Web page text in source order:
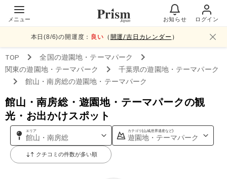
メニュー お知らせ ログイン
本日(8/6)の開運度： 良い （ 開運/吉日カレンダー ）
TOP 全国の遊園地・テーマパーク
関東の遊園地・テーマパーク 千葉県の遊園地・テーマパーク
館山・南房総の遊園地・テーマパーク
館山・南房総・遊園地・テーマパークの観
光・お出かけスポット
エリア
館山・南房総
カテゴリ(山,城,世界遺産など)
遊園地・テーマパーク
クチコミの件数が多い順